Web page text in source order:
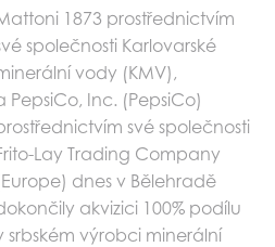
1873 prostřednictvím
společnosti Karlovarské
vody (KMV),
PepsiCo, Inc. (PepsiCo)
své společnosti
Lay Trading Company
dnes v Bělehradě
akvizici 100% podílu
srbském výrobci minerální